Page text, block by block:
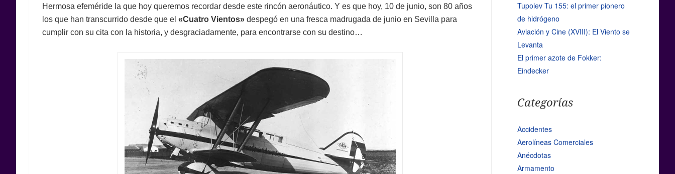
Hermosa efeméride la que hoy queremos recordar desde este rincón aeronáutico. Y es que hoy, 10 de junio, son 80 años
los que han transcurrido desde que el «Cuatro Vientos»despegó en una fresca madrugada de junio en Sevilla para
cumplir con su cita con la historia, y desgraciadamente, para encontrarse con su destino…
Tupolev Tu 155: el primer pionero
de hidrógeno
Aviación y Cine (XVIII): El Viento se
Levanta
El primer azote de Fokker:
Eindecker
Categorías
Accidentes
Aerolíneas Comerciales
Anécdotas
Armamento